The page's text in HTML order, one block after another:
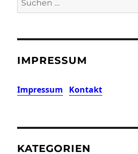
nach:
IMPRESSUM
Impressum Kontakt
KATEGORIEN